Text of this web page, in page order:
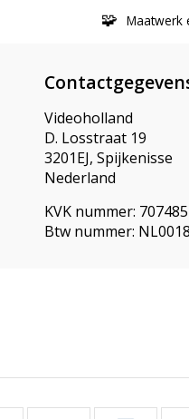
Maatwerk
Videoholland
D. Losstraat 19
3201EJ, Spijkenisse
Nederland
KVK nummer:
Btw nummer: